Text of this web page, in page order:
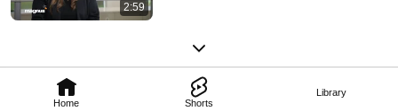
Home Shorts
Library
2:59